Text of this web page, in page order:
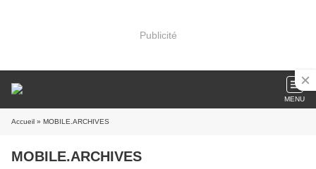
Publicité
MENU
Accueil » MOBILE.ARCHIVES
MOBILE.ARCHIVES